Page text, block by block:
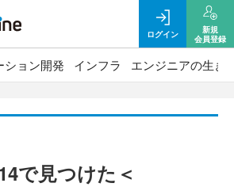
ログイン
新規
会員登録
ション開発 インフラ エンジニアの生き
で見つけた＜